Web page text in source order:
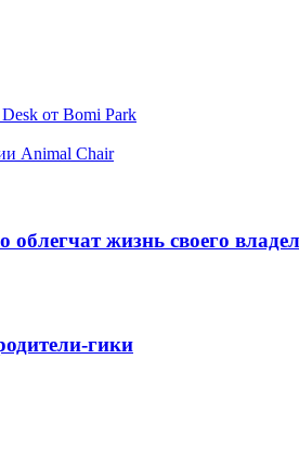
от Bomi Park
Animal Chair
облегчат жизнь своего
гики